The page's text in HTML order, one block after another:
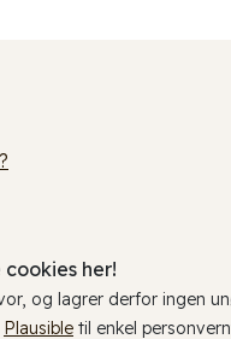
her!
og lagrer derfor ingen
Plausible til enkel